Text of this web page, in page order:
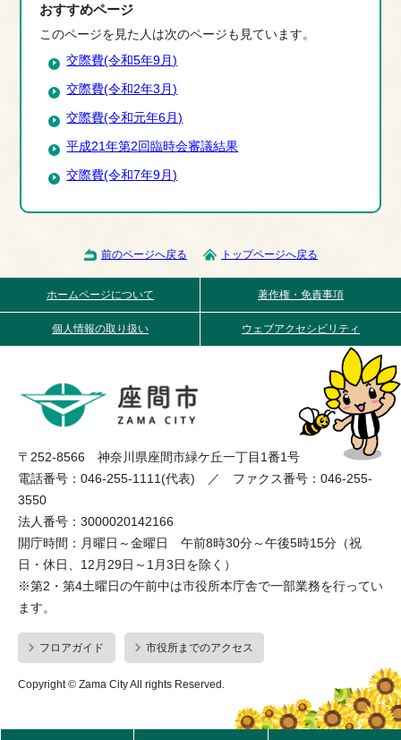
おすすめページ
このページを見た人は次のページも見ています。
交際費(令和5年9月)
交際費(令和2年3月)
交際費(令和元年6月)
平成21年第2回臨時会審議結果
交際費(令和7年9月)
前のページへ戻る トップページへ戻る
ホームページについて 著作権・免責事項
個人情報の取り扱い ウェブアクセシビリティ
〒252-8566 神奈川県座間市緑ケ丘一丁目1番1号
電話番号：046-255-1111(代表) ／ ファクス番号：046-255-
3550
法人番号：3000020142166
開庁時間：月曜日～金曜日 午前8時30分～午後5時15分（祝
日・休日、12月29日～1月3日を除く）
※第2・第4土曜日の午前中は市役所本庁舎で一部業務を行ってい
ます。
フロアガイド 市役所までのアクセス
Copyright © Zama City All rights Reserved.